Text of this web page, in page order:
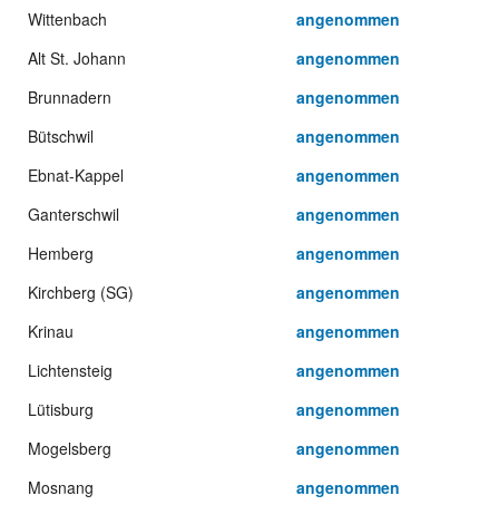
Wittenbach
angenommen
Alt St. Johann
angenommen
Brunnadern
angenommen
Bütschwil
angenommen
Ebnat-Kappel
angenommen
Ganterschwil
angenommen
Hemberg
angenommen
Kirchberg (SG)
angenommen
Krinau
angenommen
Lichtensteig
angenommen
Lütisburg
angenommen
Mogelsberg
angenommen
Mosnang
angenommen